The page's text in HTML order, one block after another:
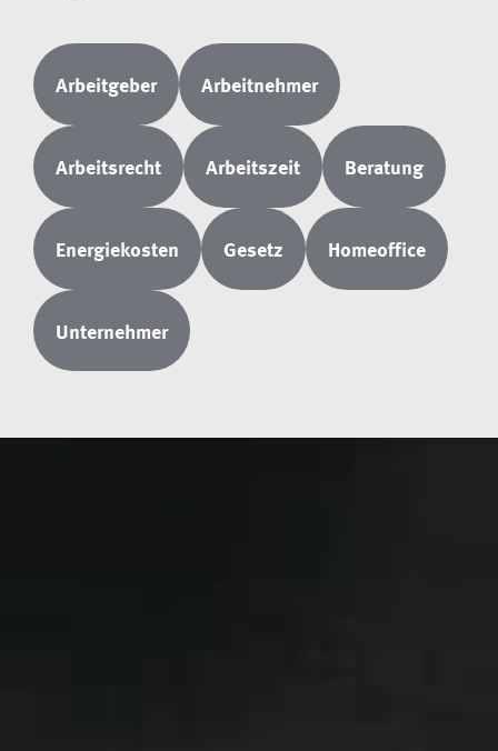
Arbeitgeber Arbeitnehmer
Arbeitsrecht Arbeitszeit Beratung
Energiekosten Gesetz Homeoffice
Unternehmer